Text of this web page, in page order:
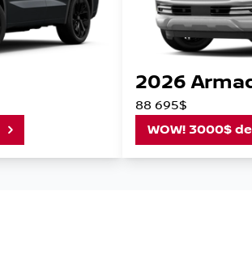
2026
88 695$
WOW! 3000$